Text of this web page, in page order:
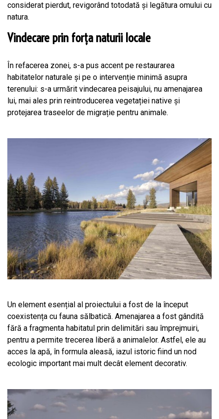
considerat pierdut, revigorând totodată și legătura omului cu
natura.
Vindecare prin forța naturii locale
În refacerea zonei, s-a pus accent pe restaurarea
habitatelor naturale și pe o intervenție minimă asupra
terenului: s-a urmărit vindecarea peisajului, nu amenajarea
lui, mai ales prin reintroducerea vegetației native și
protejarea traseelor de migrație pentru animale.
Un element esențial al proiectului a fost de la început
coexistența cu fauna sălbatică. Amenajarea a fost gândită
fără a fragmenta habitatul prin delimitări sau împrejmuiri,
pentru a permite trecerea liberă a animalelor. Astfel, ele au
acces la apă, în formula aleasă, iazul istoric fiind un nod
ecologic important mai mult decât element decorativ.